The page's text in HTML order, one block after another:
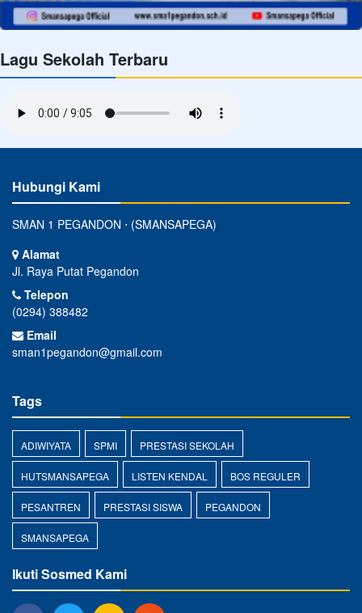
Lagu Sekolah Terbaru
Hubungi Kami
SMAN 1 PEGANDON ⋅ (SMANSAPEGA)
Alamat
Jl. Raya Putat Pegandon
Telepon
(0294) 388482
Email
sman1pegandon@gmail.com
Tags
ADIWIYATA SPMI PRESTASI SEKOLAH
HUTSMANSAPEGA LISTEN KENDAL BOS REGULER
PESANTREN PRESTASI SISWA PEGANDON
SMANSAPEGA
Ikuti Sosmed Kami